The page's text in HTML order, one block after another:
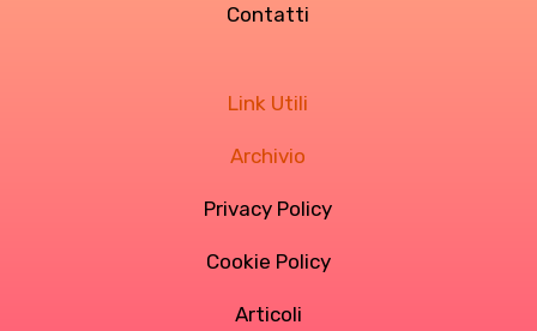
Contatti
Link Utili
Archivio
Privacy Policy
Cookie Policy
Articoli